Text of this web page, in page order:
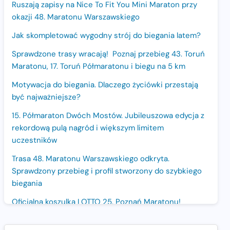
Ruszają zapisy na Nice To Fit You Mini Maraton przy
okazji 48. Maratonu Warszawskiego
Jak skompletować wygodny strój do biegania latem?
Sprawdzone trasy wracają! Poznaj przebieg 43. Toruń
Maratonu, 17. Toruń Półmaratonu i biegu na 5 km
Motywacja do biegania. Dlaczego życiówki przestają
być najważniejsze?
15. Półmaraton Dwóch Mostów. Jubileuszowa edycja z
rekordową pulą nagród i większym limitem
uczestników
Trasa 48. Maratonu Warszawskiego odkryta.
Sprawdzony przebieg i profil stworzony do szybkiego
biegania
Oficjalna koszulka LOTTO 25. Poznań Maratonu!